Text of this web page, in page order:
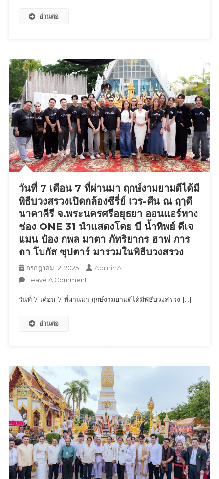
กับ
สื่อ
ใน
การ
ร่วม
งาน
เดิน
แฟชั่น
โชว์
ผ้า
ไทย
บน
เวที
อินเตอร์
นานาชาติ
Junior
Idol
World
อ่านต่อ
วันที่ 7 เดือน 7 ที่ผ่านมา ฤกษ์งามยามดีได้มี
พิธีบวงสรวงเปิดกล้องซีรี่ย์ เวร-คืน ณ ฤๅดี
นาคาคีรี จ.พระนครศรีอยุธยา ออนแอร์ทาง
ช่อง ONE 31 นำแสดงโดย บี น้ำทิพย์ ดีเจ
แมน ป๋อง กพล มาตา ภัทริยากร ฮาฟ ภาร
ดา โบกัส ซุปตาร์ มาร่วมในพิธีบวงสรวง
กรกฎาคม 12, 2025 AdminA
Leave A Comment
ที่
ฤกษ์
งาม
ยาม
ดี
ได้
มี
พิธี
บวงสรวง
เปิด
วันที่ 7 เดือน 7 ที่ผ่านมา ฤกษ์งามยามดีได้มีพิธีบวงสรวง […]
อ่านต่อ